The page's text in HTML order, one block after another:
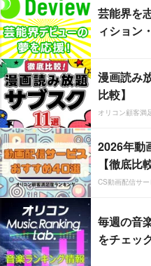
芸能界を
ィション
漫画読み
比較】
オリコン顧客満
2026年動
【徹底比
CS動画配信サ
毎週の音
をチェッ